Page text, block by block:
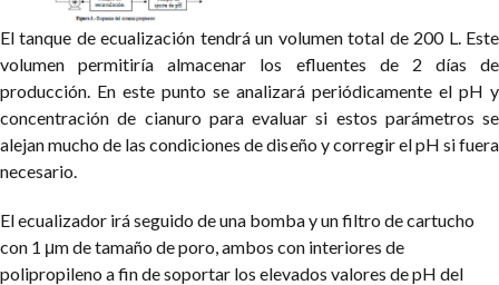
El tanque de ecualización tendrá un volumen total de 200 L. Este
volumen permitiría almacenar los efluentes de 2 días de
producción. En este punto se analizará periódicamente el pH y
concentración de cianuro para evaluar si estos parámetros se
alejan mucho de las condiciones de diseño y corregir el pH si fuera
necesario.
El ecualizador irá seguido de una bomba y un filtro de cartucho
con 1 μm de tamaño de poro, ambos con interiores de
polipropileno a fin de soportar los elevados valores de pH del